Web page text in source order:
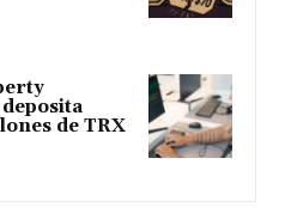
de TRX